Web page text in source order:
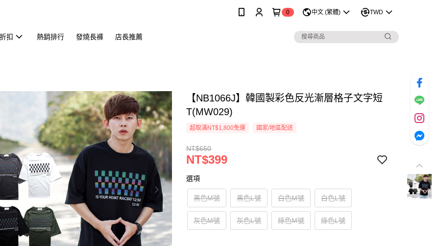
0 中文 (繁體) TWD
扣 熱銷排行 發燒長褲 店長推薦
【NB1066J】韓國製彩色反光漸層格子文字短
T(MW029)
超取滿NT$1,800免運 國家/地區配送
NT$650
NT$399
選項
黑色M號 黑色L號 白色M號 白色L號
灰色M號 灰色L號 綠色M號 綠色L號